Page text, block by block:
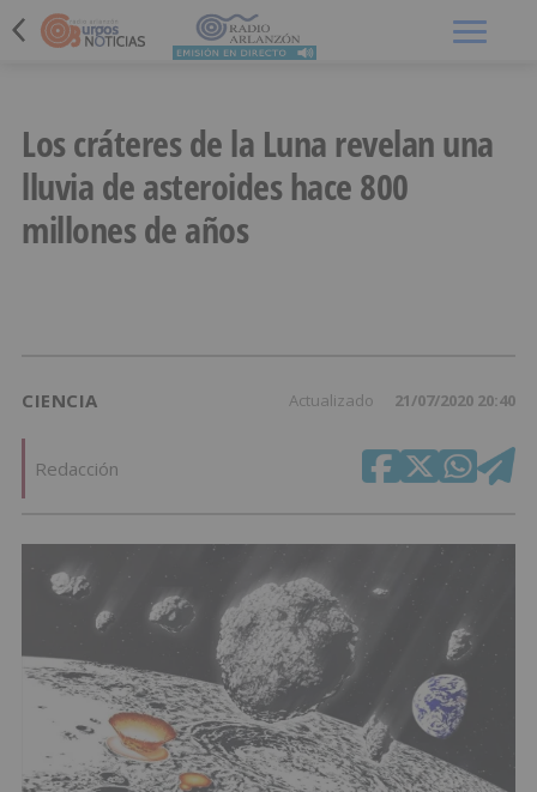
Los cráteres de la Luna revelan una
lluvia de asteroides hace 800
millones de años
CIENCIA Actualizado 21/07/2020 20:40
Redacción